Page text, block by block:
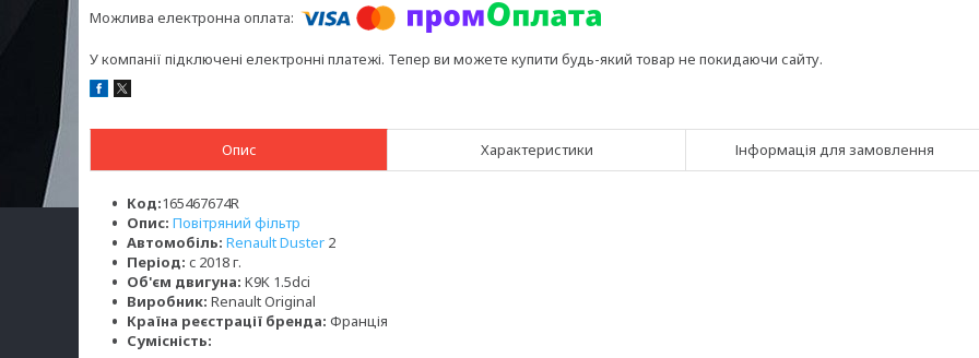
У компанії підключені електронні платежі. Тепер ви можете купити будь-який товар не покидаючи сайту.
Опис Характеристики Інформація для замовлення
Код:165467674R
Опис: Повітряний фільтр
Автомобіль: Renault Duster 2
Період: c 2018 г.
Об'єм двигуна: K9K 1.5dci
Виробник: Renault Original
Країна реєстрації бренда: Франція
Сумісність: